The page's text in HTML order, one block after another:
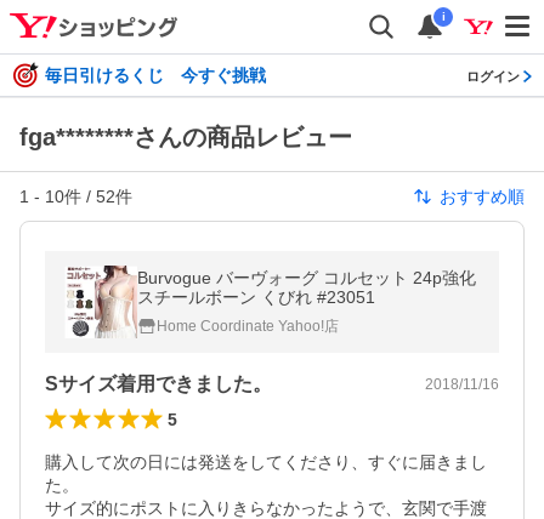
i
毎日引けるくじ 今すぐ挑戦 ログイン
fga********さんの商品レビュー
1 - 10件 / 52件 おすすめ順
Burvogue バーヴォーグ コルセット 24p強化
スチールボーン くびれ #23051
Home Coordinate Yahoo!店
Sサイズ着用できました。 2018/11/16
5
購入して次の日には発送をしてくださり、すぐに届きまし
た。
サイズ的にポストに入りきらなかったようで、玄関で手渡